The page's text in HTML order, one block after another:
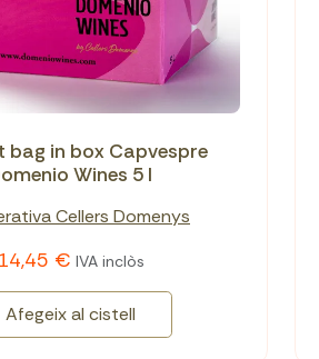
bag in box Capvespre
Wines 5 l
Cellers Domenys
14,45 € IVA inclòs
Afegeix al cistell